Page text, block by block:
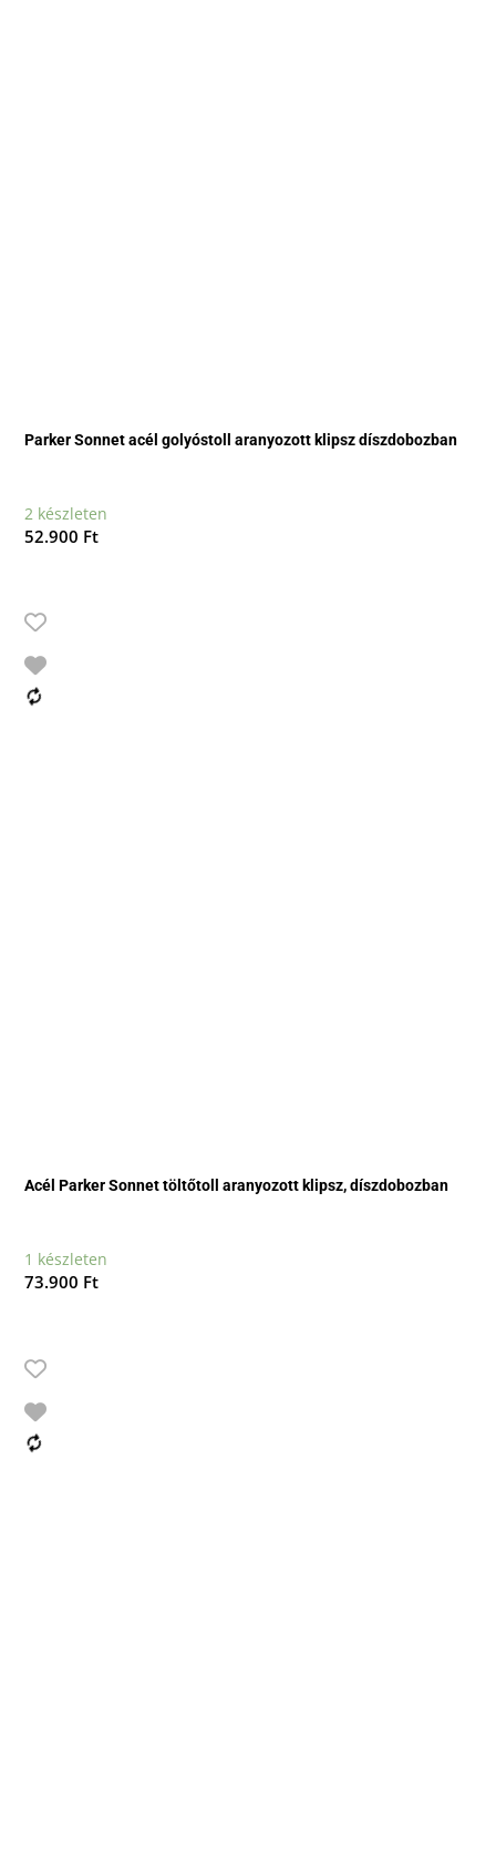
Parker Sonnet acél golyóstoll aranyozott klipsz díszdobozban
2 készleten
52.900 Ft
Acél Parker Sonnet töltőtoll aranyozott klipsz, díszdobozban
1 készleten
73.900 Ft